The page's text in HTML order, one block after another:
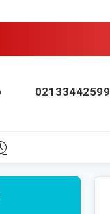
02133442599